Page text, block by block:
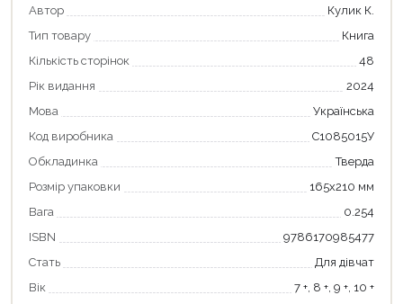
Автор
Кулик К.
Тип товару
Книга
Кількість сторінок
48
Рік видання
2024
Мова
Українська
Код виробника
С1085015У
Обкладинка
Тверда
Розмір упаковки
165х210 мм
Вага
0.254
ISBN
9786170985477
Стать
Для дівчат
Вік
7 +, 8 +, 9 +, 10 +
Продовжити покупки